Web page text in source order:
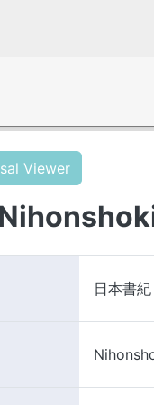
Viewer
日本書紀